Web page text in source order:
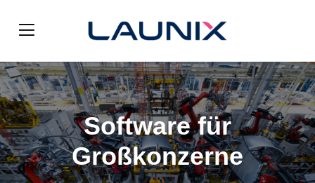
Software für
Großkonzerne